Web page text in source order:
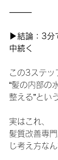
⸻
▶結論：3分
中続く
この3ステッ
“髪の内部の
整える”とい
実はこれ、
髪質改善専
じ考え方なん